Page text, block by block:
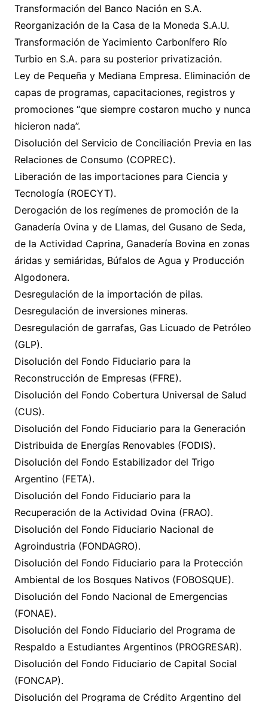
Transformación del Banco Nación en S.A.
Reorganización de la Casa de la Moneda S.A.U.
Transformación de Yacimiento Carbonífero Río
Turbio en S.A. para su posterior privatización.
Ley de Pequeña y Mediana Empresa. Eliminación de
capas de programas, capacitaciones, registros y
promociones “que siempre costaron mucho y nunca
hicieron nada”.
Disolución del Servicio de Conciliación Previa en las
Relaciones de Consumo (COPREC).
Liberación de las importaciones para Ciencia y
Tecnología (ROECYT).
Derogación de los regímenes de promoción de la
Ganadería Ovina y de Llamas, del Gusano de Seda,
de la Actividad Caprina, Ganadería Bovina en zonas
áridas y semiáridas, Búfalos de Agua y Producción
Algodonera.
Desregulación de la importación de pilas.
Desregulación de inversiones mineras.
Desregulación de garrafas, Gas Licuado de Petróleo
(GLP).
Disolución del Fondo Fiduciario para la
Reconstrucción de Empresas (FFRE).
Disolución del Fondo Cobertura Universal de Salud
(CUS).
Disolución del Fondo Fiduciario para la Generación
Distribuida de Energías Renovables (FODIS).
Disolución del Fondo Estabilizador del Trigo
Argentino (FETA).
Disolución del Fondo Fiduciario para la
Recuperación de la Actividad Ovina (FRAO).
Disolución del Fondo Fiduciario Nacional de
Agroindustria (FONDAGRO).
Disolución del Fondo Fiduciario para la Protección
Ambiental de los Bosques Nativos (FOBOSQUE).
Disolución del Fondo Nacional de Emergencias
(FONAE).
Disolución del Fondo Fiduciario del Programa de
Respaldo a Estudiantes Argentinos (PROGRESAR).
Disolución del Fondo Fiduciario de Capital Social
(FONCAP).
Disolución del Programa de Crédito Argentino del